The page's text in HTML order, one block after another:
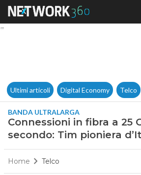
Ultimi articoli Digital Economy Telco
BANDA ULTRALARGA
Connessioni in fibra a 25
secondo: Tim pioniera
Home Telco